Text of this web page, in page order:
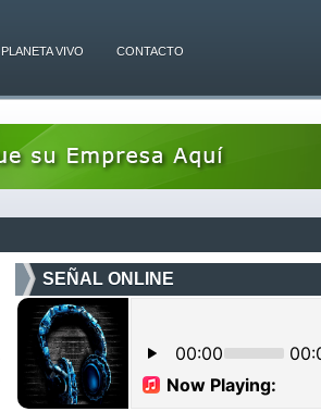
PLANETA VIVO CONTACTO
SEÑAL ONLINE